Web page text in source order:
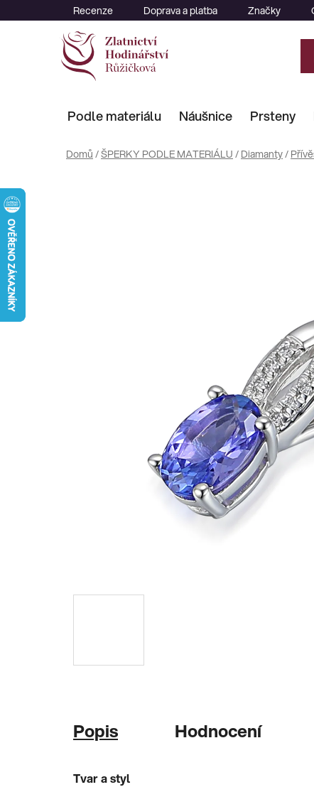
na
Recenze Doprava a platba Značky
Podle materiálu Náušnice Prsteny
Domů /ŠPERKY PODLE MATERIÁLU / Diamanty/
Popis Hodnocení
Tvar a styl